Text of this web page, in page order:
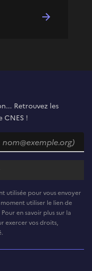
Retrouvez les
CNES !
utilisée pour vous envoyer
utiliser le lien de
en savoir plus sur la
exercer vos droits,